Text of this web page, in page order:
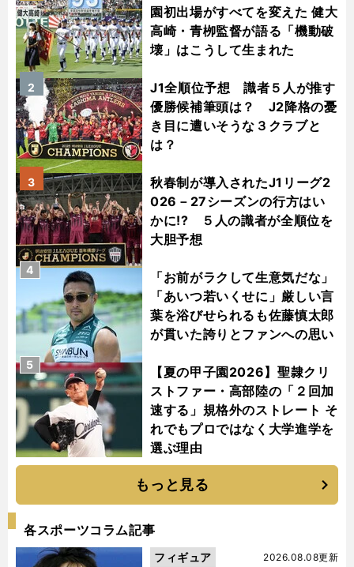
園初出場がすべてを変えた 健大
高崎・青栁監督が語る「機動破
壊」はこうして生まれた
J1全順位予想 識者５人が推す
優勝候補筆頭は？ J2降格の憂
き目に遭いそうな３クラブと
は？
2
秋春制が導入されたJ1リーグ2
026－27シーズンの行方はい
かに!? ５人の識者が全順位を
大胆予想
3
「お前がラクして生意気だな」
「あいつ若いくせに」厳しい言
葉を浴びせられるも佐藤慎太郎
が貫いた誇りとファンへの思い
4
【夏の甲子園2026】聖隷クリ
ストファー・高部陸の「２回加
速する」規格外のストレート そ
れでもプロではなく大学進学を
選ぶ理由
5
もっと見る
各スポーツコラム記事
2026.08.08更新
フィギュア